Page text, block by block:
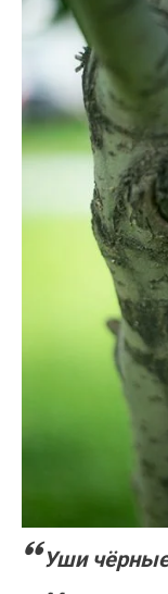
Уши